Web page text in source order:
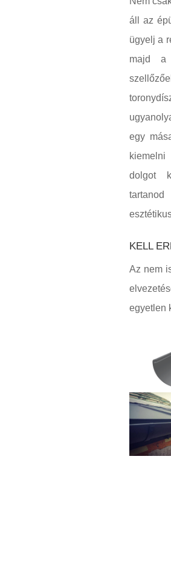
áll az
ügyelj a
majd a
egy
dolgot
KELL
Az nem
egyetlen